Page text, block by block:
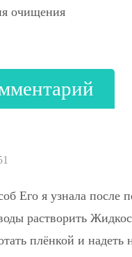
очищения
Его я узнала
растворить
плёнкой и